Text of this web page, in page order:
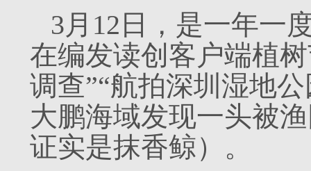
3月12日，是一年一
在编发读创客户端植
调查”“航拍深圳湿地
大鹏海域发现一头被
证实是抹香鲸）。